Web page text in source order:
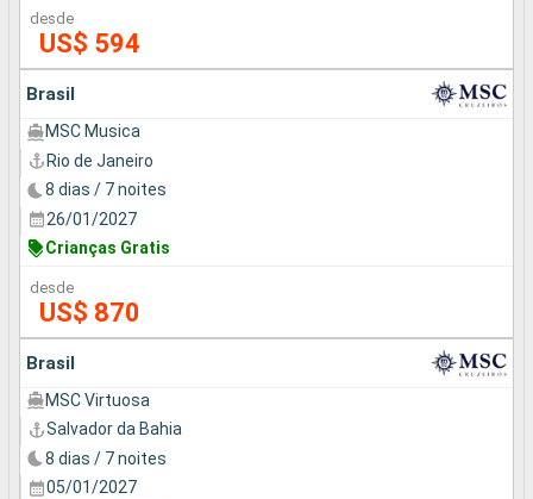
desde
US$ 594
Brasil
MSC Musica
Rio de Janeiro
8 dias / 7 noites
26/01/2027
Crianças Gratis
desde
US$ 870
Brasil
MSC Virtuosa
Salvador da Bahia
8 dias / 7 noites
05/01/2027